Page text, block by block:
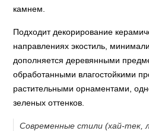
камнем.
Подходит декорирование
направлениях экостиль,
дополняется деревянными
обработанными влагостойкими
растительными орнаментами,
зеленых оттенков.
Современные стили (хай-тек,